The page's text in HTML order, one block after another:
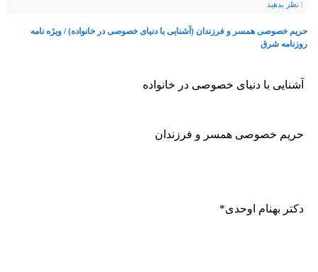
نظر بدهيد
حریم خصوصی همسر و فرزندان (آشنایی با دنیای خصوصی در خانواده) / ویژه نامه
روزنامه شرق
آشنایی با دنیای خصوصی در خانواده
حریم خصوصی همسر و فرزندان
دکتر بهنام اوحدی*